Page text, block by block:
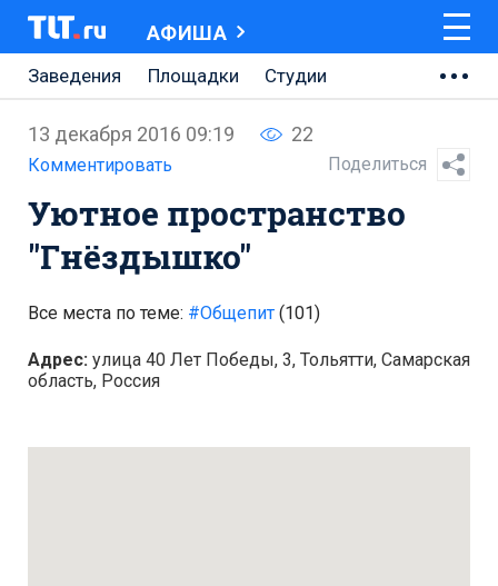
АФИША
Заведения Площадки
Студии
Кино
Спектакли
Онлайн
13 декабря 2016 09:19 22
Комментировать Поделиться
Уютное пространство
"Гнёздышко"
Все места по теме: #Общепит (101)
Адрес: улица 40 Лет Победы, 3, Тольятти, Самарская
область, Россия